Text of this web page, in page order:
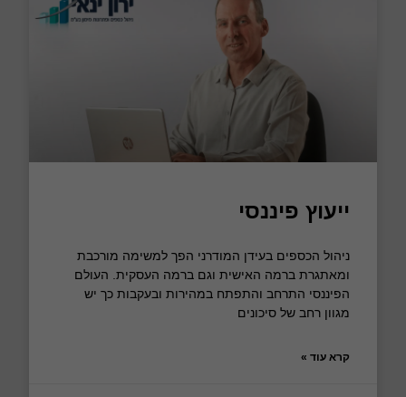
ייעוץ פיננסי
ניהול הכספים בעידן המודרני הפך למשימה מורכבת
ומאתגרת ברמה האישית וגם ברמה העסקית. העולם
הפיננסי התרחב והתפתח במהירות ובעקבות כך יש
מגוון רחב של סיכונים
קרא עוד »